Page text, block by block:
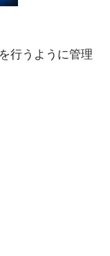
行うように管理